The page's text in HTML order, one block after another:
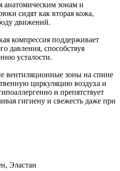
анатомическим зонам и
сидят как вторая кожа,
движений.
компрессия поддерживает
давления, способствуя
усталости.
зоны на спине
циркуляцию воздуха и
и препятствует
гигиену и свежесть даже при
Эластан